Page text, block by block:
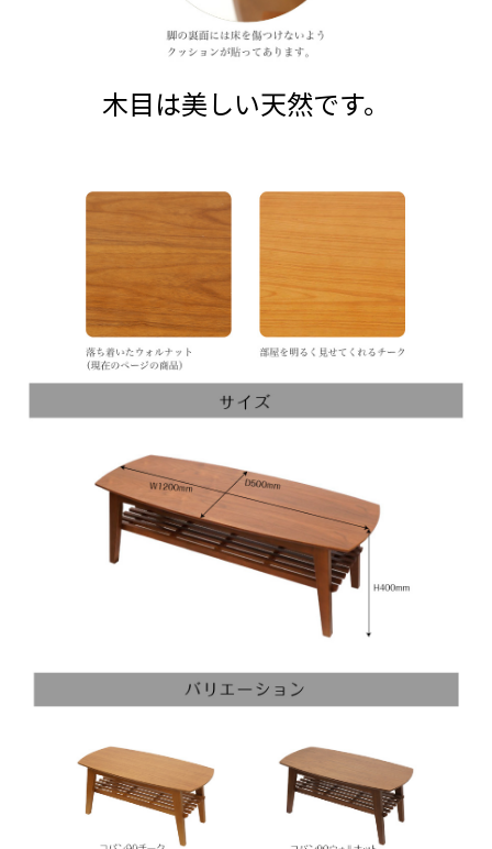
木目は美しい天然です。